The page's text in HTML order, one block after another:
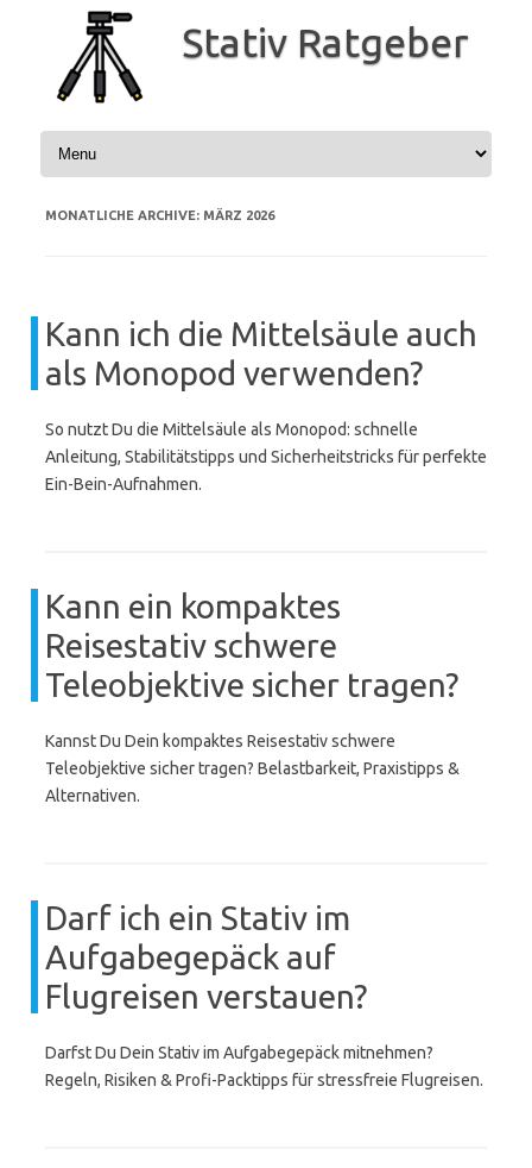
springen
Stativ Ratgeber
MONATLICHE ARCHIVE: MÄRZ 2026
Kann ich die Mittelsäule auch
als Monopod verwenden?
So nutzt Du die Mittelsäule als Monopod: schnelle
Anleitung, Stabilitätstipps und Sicherheitstricks für perfekte
Ein-Bein-Aufnahmen.
Kann ein kompaktes
Reisestativ schwere
Teleobjektive sicher tragen?
Kannst Du Dein kompaktes Reisestativ schwere
Teleobjektive sicher tragen? Belastbarkeit, Praxistipps &
Alternativen.
Darf ich ein Stativ im
Aufgabegepäck auf
Flugreisen verstauen?
Darfst Du Dein Stativ im Aufgabegepäck mitnehmen?
Regeln, Risiken & Profi-Packtipps für stressfreie Flugreisen.